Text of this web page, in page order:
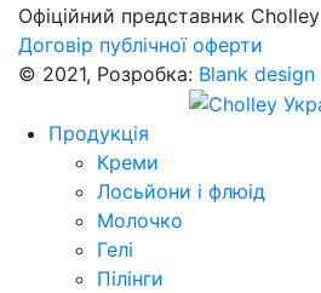
Офіційний представник Cholley
Договір публічної оферти
© 2021, Розробка: Blank design
Продукція
Креми
Лосьйони і флюід
Молочко
Гелі
Пілінги